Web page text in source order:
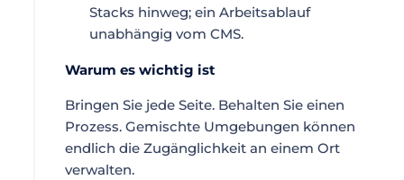
Stacks hinweg; ein Arbeitsablauf
unabhängig vom CMS.
Warum es wichtig ist
Bringen Sie jede Seite. Behalten Sie einen
Prozess. Gemischte Umgebungen können
endlich die Zugänglichkeit an einem Ort
verwalten.